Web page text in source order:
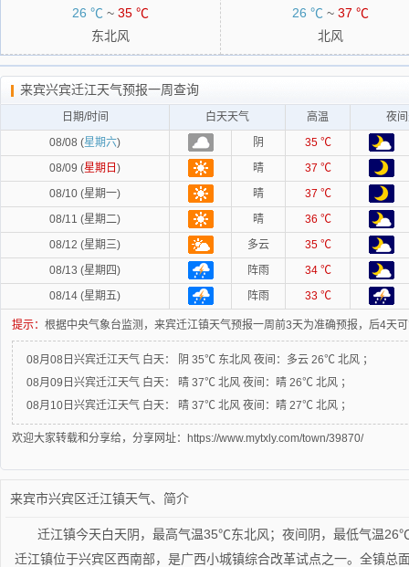
26 ℃ ~ 35 ℃
东北风
26 ℃ ~ 37 ℃
北风
来宾兴宾迁江天气预报一周查询
日期/时间 白天天气 高温
夜
08/08 (星期六) 阴
35 ℃
08/09 (星期日 ) 晴
37 ℃
08/10 (星期一)
晴
37 ℃
08/11 (星期二)
晴
36 ℃
08/12 (星期三)
多云
35 ℃
08/13 (星期四)
阵雨
34 ℃
08/14 (星期五)
阵雨 33 ℃
提示： 根据中央气象台监测，来宾迁江镇天气预报一周前3天为准确预报，后4天
08月08日兴宾迁江天气 白天： 阴 35℃ 东北风 夜间： 多云 26℃ 北风 ；
08月09日兴宾迁江天气 白天： 晴 37℃ 北风 夜间： 晴 26℃ 北风 ；
08月10日兴宾迁江天气 白天： 晴 37℃ 北风 夜间： 晴 27℃ 北风 ；
欢迎大家转载和分享给，分享网址：https://www.mytxly.com/town/39870/
来宾市兴宾区迁江镇天气、简介
迁江镇今天白天阴，最高气温35℃东北风；夜间阴，最低气温
迁江镇位于兴宾区西南部，是广西小城镇综合改革试点之一。全镇总